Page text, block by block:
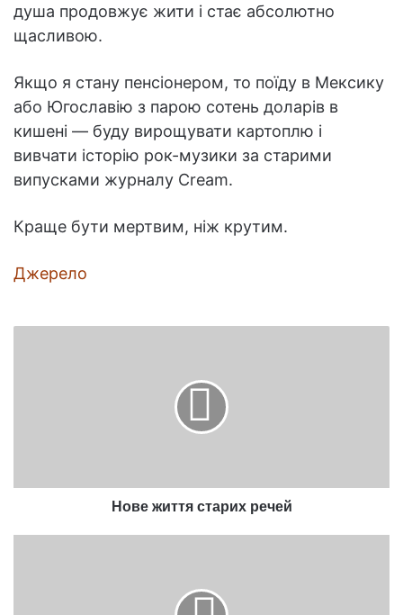
душа продовжує жити і стає абсолютно
щасливою.
Якщо я стану пенсіонером, то поїду в Мексику
або Югославію з парою сотень доларів в
кишені — буду вирощувати картоплю і
вивчати історію рок-музики за старими
випусками журналу Cream.
Краще бути мертвим, ніж крутим.
Джерело
Нове життя старих речей